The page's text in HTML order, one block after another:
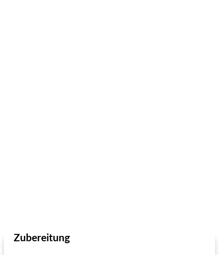
Zubereitung